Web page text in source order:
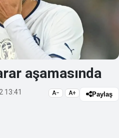
aşamasında
13:41 A− A+ Paylaş